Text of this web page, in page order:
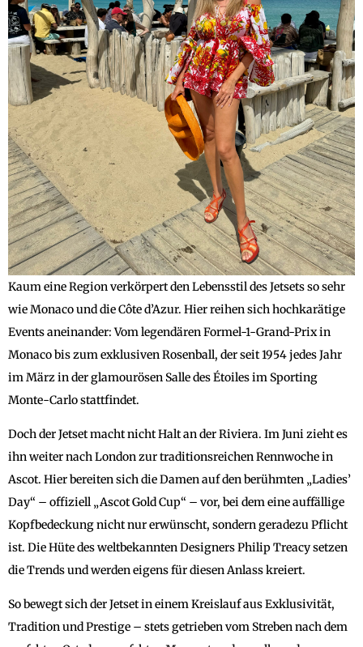
Kaum eine Region verkörpert den Lebensstil des Jetsets so sehr
wie Monaco und die Côte d’Azur. Hier reihen sich hochkarätige
Events aneinander: Vom legendären Formel-1-Grand-Prix in
Monaco bis zum exklusiven Rosenball, der seit 1954 jedes Jahr
im März in der glamourösen Salle des Étoiles im Sporting
Monte-Carlo stattfindet.
Doch der Jetset macht nicht Halt an der Riviera. Im Juni zieht es
ihn weiter nach London zur traditionsreichen Rennwoche in
Ascot. Hier bereiten sich die Damen auf den berühmten „Ladies’
Day“ – offiziell „Ascot Gold Cup“ – vor, bei dem eine auffällige
Kopfbedeckung nicht nur erwünscht, sondern geradezu Pflicht
ist. Die Hüte des weltbekannten Designers Philip Treacy setzen
die Trends und werden eigens für diesen Anlass kreiert.
So bewegt sich der Jetset in einem Kreislauf aus Exklusivität,
Tradition und Prestige – stets getrieben vom Streben nach dem